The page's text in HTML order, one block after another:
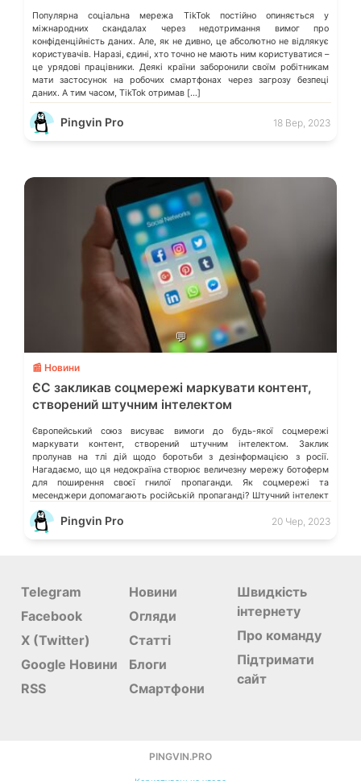
Популярна соціальна мережа TikTok постійно опиняється у
міжнародних скандалах через недотримання вимог про
конфіденційність даних. Але, як не дивно, це абсолютно не відлякує
користувачів. Наразі, єдині, хто точно не мають ним користуватися –
це урядові працівники. Деякі країни заборонили своїм робітникам
мати застосунок на робочих смартфонах через загрозу безпеці
даних. А тим часом, TikTok отримав […]
Pingvin Pro 18 Вер, 2023
💬
📰 Новини
ЄС закликав соцмережі маркувати контент,
створений штучним інтелектом
Європейський союз висуває вимоги до будь-якої соцмережі
маркувати контент, створений штучним інтелектом. Заклик
пролунав на тлі дій щодо боротьби з дезінформацією з росії.
Нагадаємо, що ця недокраїна створює величезну мережу ботоферм
для поширення своєї гнилої пропаганди. Як соцмережі та
месенджери допомагають російській пропаганді? Штучний інтелект
допомагатиме створювати рекламу у Facebook та Instagram Що не
так […]Pingvin Pro 20 Чер, 2023
Telegram
Facebook
X (Twitter)
Google Новини
RSS
Новини
Огляди
Статті
Блоги
Смартфони
Швидкість
інтернету
Про команду
Підтримати
сайт
PINGVIN.PRO